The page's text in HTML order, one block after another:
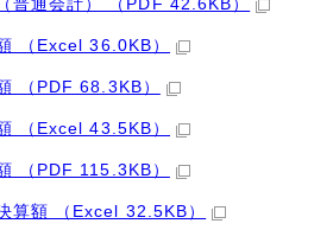
普通会計） （PDF 42.6KB）
（Excel 36.0KB）
（PDF 68.3KB）
（Excel 43.5KB）
（PDF 115.3KB）
算額 （Excel 32.5KB）